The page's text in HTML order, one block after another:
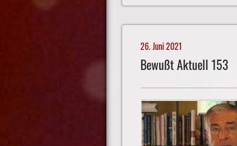
26. Juni 2021
Bewußt Aktuell 153